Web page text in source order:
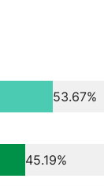
53.67%
45.19%